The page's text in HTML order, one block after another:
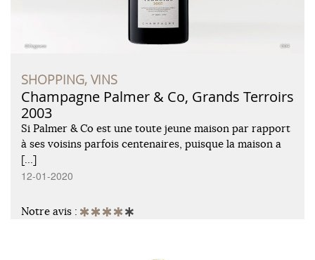
SHOPPING, VINS
Champagne Palmer & Co, Grands Terroirs
2003
Si Palmer & Co est une toute jeune maison par rapport
à ses voisins parfois centenaires, puisque la maison a
[…]
12-01-2020
Notre avis :